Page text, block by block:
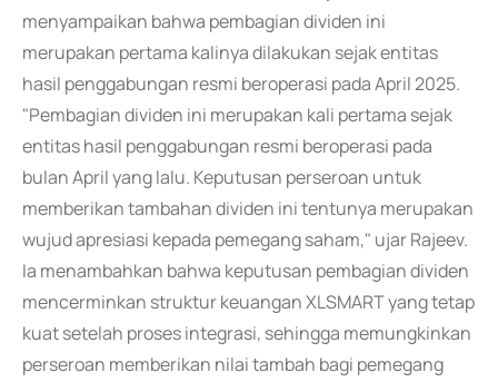
menyampaikan bahwa pembagian dividen ini
merupakan pertama kalinya dilakukan sejak entitas
hasil penggabungan resmi beroperasi pada April 2025.
"Pembagian dividen ini merupakan kali pertama sejak
entitas hasil penggabungan resmi beroperasi pada
bulan April yang lalu. Keputusan perseroan untuk
memberikan tambahan dividen ini tentunya merupakan
wujud apresiasi kepada pemegang saham," ujar Rajeev.
Ia menambahkan bahwa keputusan pembagian dividen
mencerminkan struktur keuangan XLSMART yang tetap
kuat setelah proses integrasi, sehingga memungkinkan
perseroan memberikan nilai tambah bagi pemegang